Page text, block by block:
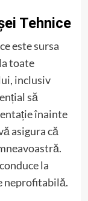
Tehnice
este sursa
toate
inclusiv
să
înainte
asigura că
la
neprofitabilă.